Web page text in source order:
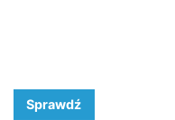
Sprawdź